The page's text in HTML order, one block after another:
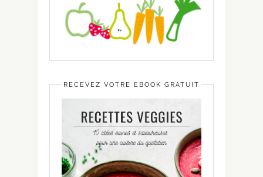
RECEVEZ VOTRE EBOOK GRATUIT